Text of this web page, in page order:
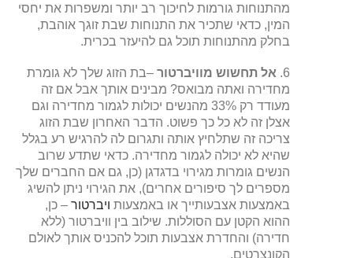
מהתנוחות גורמות לחיכוך רב יותר ומשפרות את יחסי
המין, כדאי שתכיר את התנוחות שבת זוגך אוהבת,
בחלק מהתנוחות תוכל גם להיעזר בכרית.
6. אל תחשוש מוויברטור –בת הזוג שלך לא גומרת
מחדירה ואתה מבואס? מבינים אותך אבל אם זה
מעודד רק 33% מהנשים יכולות לגמור מחדירה וגם
אצלן זה לא כל כך פשוט. הדבר האחרון שבת הזוג
צריכה זה שתלחיץ אותה ותגרום לה להרגיש רע בגלל
שהיא לא יכולה לגמור מחדירה. כדאי שתדע שרוב
הנשים גומרות מגירוי בדגדגן (כן, גם אם החברים שלך
מספרים לך סיפורים אחרים), את הגירוי ניתן להשיג
באמצעות אצבעותייך או באמצעות ויברטור – כן,
ההוא הקטן עם הסוללות. שילוב בין וויברטור (ללא
חדירה) והחדרת אצבעות תוכל להכניס אותך לאולם
הקונצרטים.